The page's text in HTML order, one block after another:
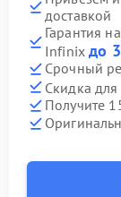
доставкой
Гарантия
Infinixдо
Срочный
Скидка для
Получите